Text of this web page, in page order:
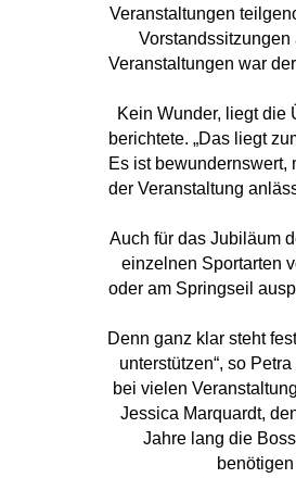
Veranstaltungen
Veranstaltungen war
Kein Wunder, liegt die
berichtete. „Das liegt
Es ist bewundernswert,
der Veranstaltung
Auch für das Jubiläum
einzelnen Sportarten
oder am Springseil
Denn ganz klar steht
unterstützen“, so
bei vielen
Jessica Marquardt,
Jahre lang die